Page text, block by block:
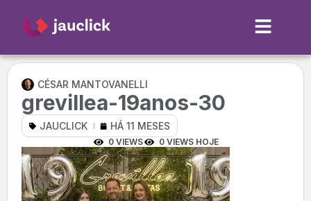
CÉSAR MANTOVANELLI
grevillea-19anos-30
JAUCLICK HÁ 11 MESES
0 VIEWS 0 VIEWS HOJE